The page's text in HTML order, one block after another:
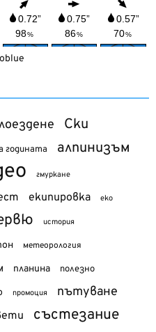
Ски
годината алпинизъм
гмуркане
екипировка еко
история
метеорология
планина полезно
промоция пътуване
състезание